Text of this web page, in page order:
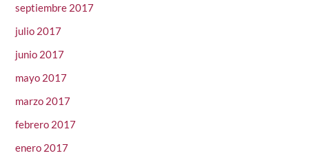
septiembre 2017
julio 2017
junio 2017
mayo 2017
marzo 2017
febrero 2017
enero 2017